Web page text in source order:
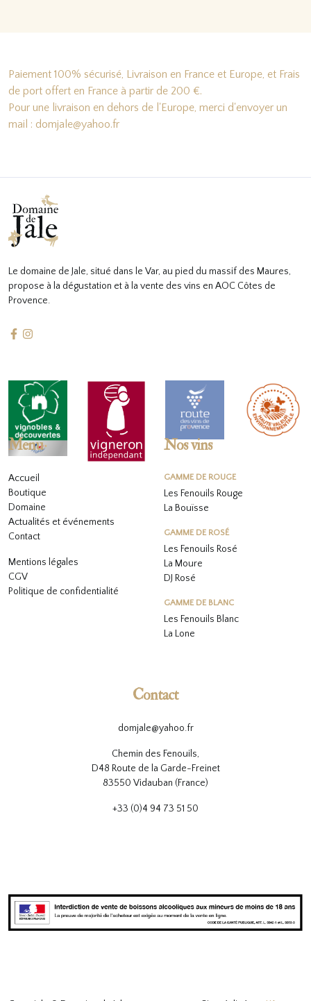
Paiement 100% sécurisé, Livraison en France et Europe, et Frais
de port offert en France à partir de 200 €.
Pour une livraison en dehors de l'Europe, merci d'envoyer un
mail : domjale@yahoo.fr
Le domaine de Jale, situé dans le Var, au pied du massif des Maures,
propose à la dégustation et à la vente des vins en AOC Côtes de
Provence.
Menu
Accueil
Boutique
Domaine
Actualités et événements
Contact
Mentions légales
CGV
Politique de confidentialité
Nos vins
GAMME DE ROUGE
Les Fenouils Rouge
La Bouïsse
GAMME DE ROSÉ
Les Fenouils Rosé
La Moure
DJ Rosé
GAMME DE BLANC
Les Fenouils Blanc
La Lone
Contact
domjale@yahoo.fr
Chemin des Fenouils,
D48 Route de la Garde-Freinet
83550 Vidauban (France)
+33 (0)4 94 73 51 50